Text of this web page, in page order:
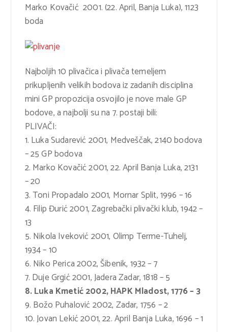
Marko Kovačić 2001. (22. April, Banja Luka), 1123
boda
Najboljih 10 plivačica i plivača temeljem
prikupljenih velikih bodova iz zadanih disciplina
mini GP propozicija osvojilo je nove male GP
bodove, a najbolji su na 7. postaji bili:
PLIVAČI:
1. Luka Sudarević 2001, Medveščak, 2140 bodova
– 25 GP bodova
2. Marko Kovačić 2001, 22. April Banja Luka, 2131
– 20
3. Toni Propadalo 2001, Mornar Split, 1996 – 16
4. Filip Đurić 2001, Zagrebački plivački klub, 1942 –
13
5. Nikola Iveković 2001, Olimp Terme-Tuhelj,
1934 – 10
6. Niko Perica 2002, Šibenik, 1932 – 7
7. Duje Grgić 2001, Jadera Zadar, 1818 – 5
8. Luka Kmetić 2002, HAPK Mladost, 1776 – 3
9. Božo Puhalović 2002, Zadar, 1756 – 2
10. Jovan Lekić 2001, 22. April Banja Luka, 1696 – 1